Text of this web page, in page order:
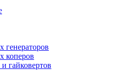
генераторов
коперов
гайковертов